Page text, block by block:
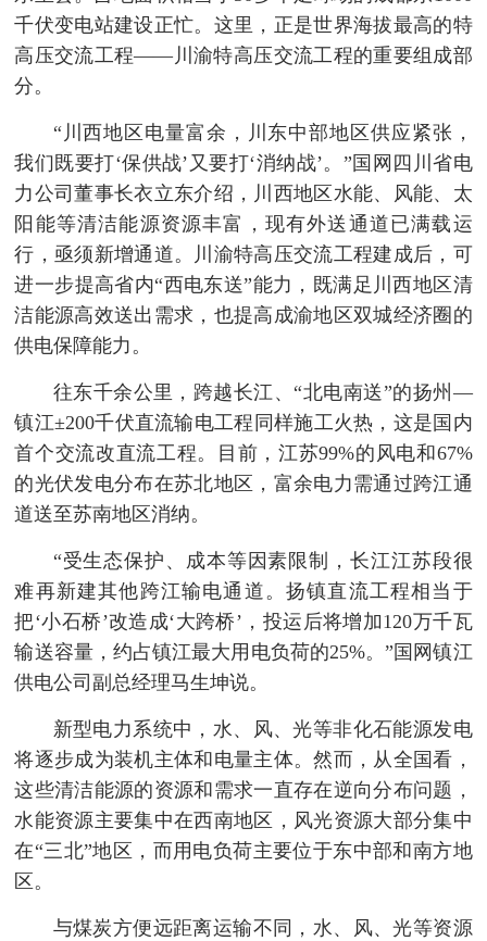
千伏变电站建设正忙。这里，正是世界海拔最高的特
高压交流工程——川渝特高压交流工程的重要组成部
分。
“川西地区电量富余，川东中部地区供应紧张，
我们既要打‘保供战’又要打‘消纳战’。”国网四川省电
力公司董事长衣立东介绍，川西地区水能、风能、太
阳能等清洁能源资源丰富，现有外送通道已满载运
行，亟须新增通道。川渝特高压交流工程建成后，可
进一步提高省内“西电东送”能力，既满足川西地区清
洁能源高效送出需求，也提高成渝地区双城经济圈的
供电保障能力。
往东千余公里，跨越长江、“北电南送”的扬州—
镇江±200千伏直流输电工程同样施工火热，这是国内
首个交流改直流工程。目前，江苏99%的风电和67%
的光伏发电分布在苏北地区，富余电力需通过跨江通
道送至苏南地区消纳。
“受生态保护、成本等因素限制，长江江苏段很
难再新建其他跨江输电通道。扬镇直流工程相当于
把‘小石桥’改造成‘大跨桥’，投运后将增加120万千瓦
输送容量，约占镇江最大用电负荷的25%。”国网镇江
供电公司副总经理马生坤说。
新型电力系统中，水、风、光等非化石能源发电
将逐步成为装机主体和电量主体。然而，从全国看，
这些清洁能源的资源和需求一直存在逆向分布问题，
水能资源主要集中在西南地区，风光资源大部分集中
在“三北”地区，而用电负荷主要位于东中部和南方地
区。
与煤炭方便远距离运输不同，水、风、光等资源